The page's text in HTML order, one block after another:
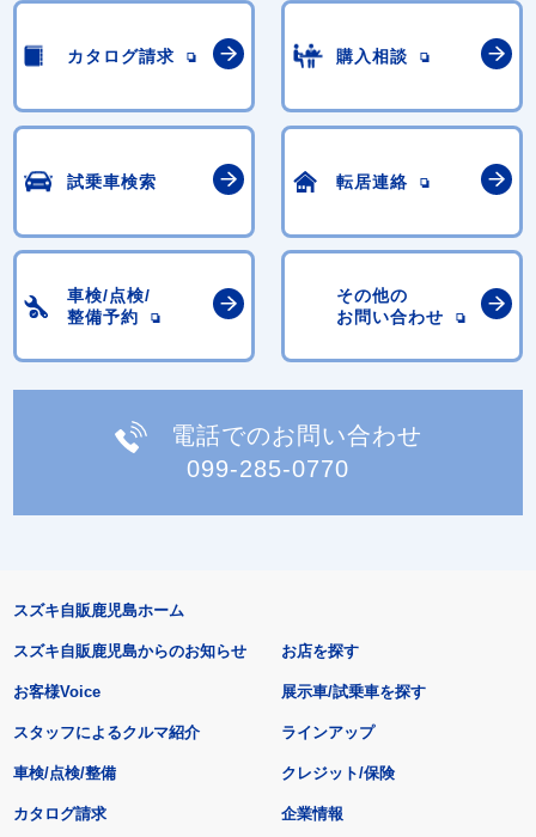
カタログ請求 購入相談
試乗車検索 転居連絡
車検/点検/
整備予約
その他の
お問い合わせ
電話でのお問い合わせ
099-285-0770
スズキ自販鹿児島ホーム
スズキ自販鹿児島からのお知らせ
お客様Voice
スタッフによるクルマ紹介
お店を探す
展示車/試乗車を探す
ラインアップ
車検/点検/整備 クレジット/保険
カタログ請求 企業情報